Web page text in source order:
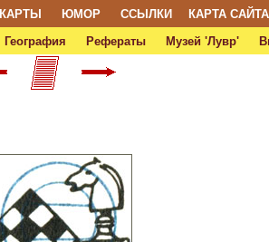
КАРТЫ ЮМОР ССЫЛКИ КАРТА САЙТА
География Рефераты Музей 'Лувр'